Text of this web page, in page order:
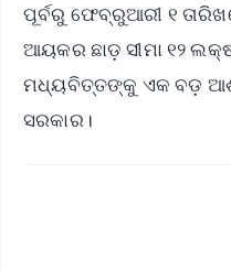
ପୂର୍ବରୁ ଫେବ୍ରୁଆରୀ ୧
ଆୟକର ଛାଡ଼ ସୀମା ୧୨
ମଧ୍ୟବିତ୍ତଙ୍କୁ ଏକ ବଡ଼
ସରକାର।